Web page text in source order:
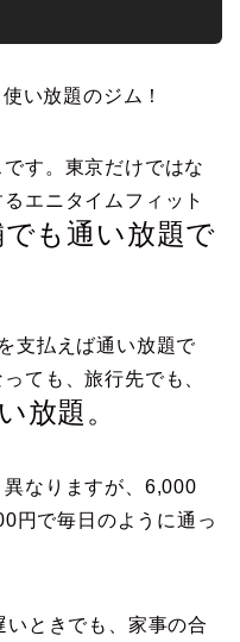
い放題のジム！
す。東京だけではな
エニタイムフィット
も通い放題で
支払えば通い放題で
ても、旅行先でも、
放題。
なりますが、6,000
円で毎日のように通っ
ときでも、家事の合